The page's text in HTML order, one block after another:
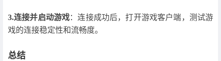
3.连接并启动游戏：连接成功后，打开游戏客户端，测试游
戏的连接稳定性和流畅度。
总结